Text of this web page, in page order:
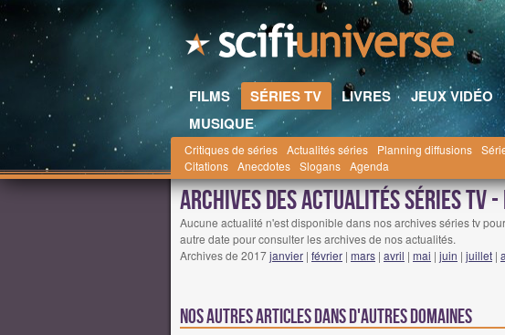
FILMS SÉRIES TV LIVRES JEUX VIDÉO
MUSIQUE
Critiques de séries Actualités séries Planning diffusions
Citations Anecdotes Slogans Agenda
Scifi-Universe.com Séries TV Actualités decembre 2017
Archives des actualités séries tv -
Aucune actualité n'est disponible dans nos archives séries tv
autre date pour consulter les archives de nos actualités.
Archives de 2017janvier | février | mars | avril | mai | juin | juillet |
Nos autres articles dans d'autres domaines